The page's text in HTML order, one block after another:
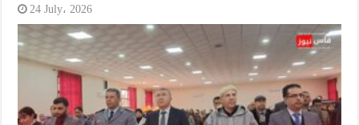
24 July، 2026